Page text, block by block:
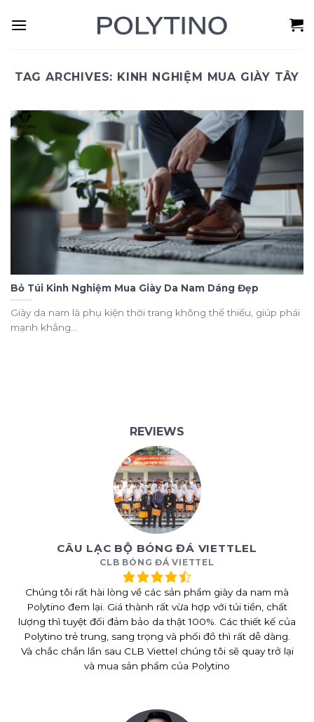
TAG ARCHIVES: KINH NGHIỆM MUA GIÀY TÂY
Bỏ Túi Kinh Nghiệm Mua Giày Da Nam Dáng Đẹp
Giày da nam là phụ kiện thời trang không thể thiếu, giúp phái
mạnh khẳng...
REVIEWS
CÂU LẠC BỘ BÓNG ĐÁ VIETTLEL
CLB BÓNG ĐÁ VIETTEL
Chúng tôi rất hài lòng về các sản phẩm giày da nam mà
Polytino đem lại. Giá thành rất vừa hợp với túi tiền, chất
lượng thì tuyệt đối đảm bảo da thật 100%. Các thiết kế của
Polytino trẻ trung, sang trọng và phối đồ thì rất dễ dàng.
Và chắc chắn lần sau CLB Viettel chúng tôi sẽ quay trở lại
và mua sản phẩm của Polytino